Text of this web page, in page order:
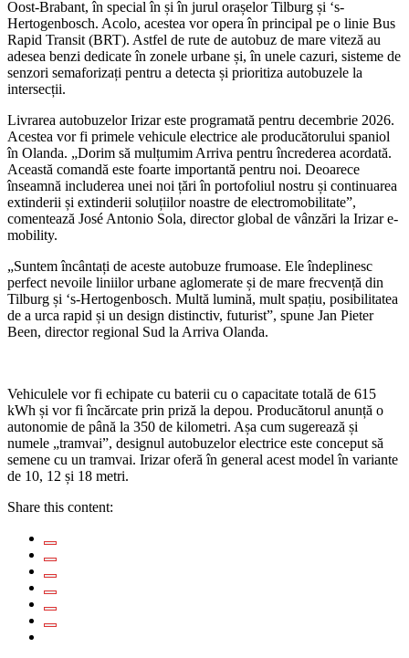
Oost-Brabant, în special în și în jurul orașelor Tilburg și ‘s-
Hertogenbosch. Acolo, acestea vor opera în principal pe o linie Bus
Rapid Transit (BRT). Astfel de rute de autobuz de mare viteză au
adesea benzi dedicate în zonele urbane și, în unele cazuri, sisteme de
senzori semaforizați pentru a detecta și prioritiza autobuzele la
intersecții.
Livrarea autobuzelor Irizar este programată pentru decembrie 2026.
Acestea vor fi primele vehicule electrice ale producătorului spaniol
în Olanda. „Dorim să mulțumim Arriva pentru încrederea acordată.
Această comandă este foarte importantă pentru noi. Deoarece
înseamnă includerea unei noi țări în portofoliul nostru și continuarea
extinderii și extinderii soluțiilor noastre de electromobilitate”,
comentează José Antonio Sola, director global de vânzări la Irizar e-
mobility.
„Suntem încântați de aceste autobuze frumoase. Ele îndeplinesc
perfect nevoile liniilor urbane aglomerate și de mare frecvență din
Tilburg și ‘s-Hertogenbosch. Multă lumină, mult spațiu, posibilitatea
de a urca rapid și un design distinctiv, futurist”, spune Jan Pieter
Been, director regional Sud la Arriva Olanda.
Vehiculele vor fi echipate cu baterii cu o capacitate totală de 615
kWh și vor fi încărcate prin priză la depou. Producătorul anunță o
autonomie de până la 350 de kilometri. Așa cum sugerează și
numele „tramvai”, designul autobuzelor electrice este conceput să
semene cu un tramvai. Irizar oferă în general acest model în variante
de 10, 12 și 18 metri.
Share this content: